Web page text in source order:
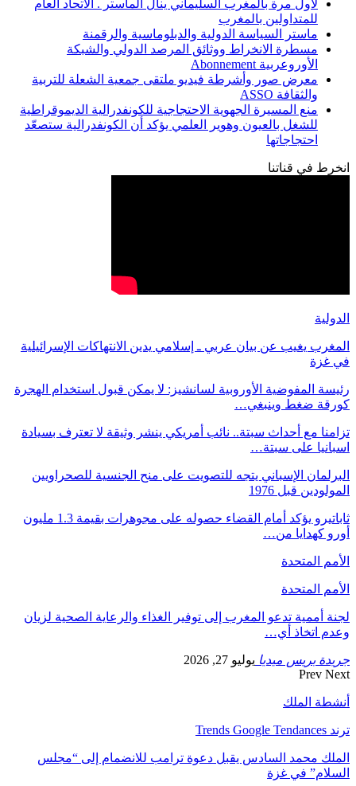
لأول مرة بالمغرب السليماني ينال الماستر . الاتحاد العام
للمتداولين بالمغرب
ماستر السياسة الدولية والدبلوماسية والرقمنة
مسطرة الانخراط ووثائق المرصد الدولي والشبكة
الأوروعربية Abonnement
معرض صور وأشرطة فيديو ملتقى جمعية الشعلة للتربية
والثقافة ASSO
منع المسيرة الجهوية الاحتجاجية للكونفدرالية الديموقراطية
للشغل بالعيون وهوير العلمي يؤكد أن الكونفدرالية ستصعّد
احتجاجاتها
انخرط في قناتنا
الدولية
المغرب يغيب عن بيان عربي ـ إسلامي يدين الانتهاكات الإسرائيلية
في غزة
رئيسة المفوضية الأوروبية لسانشيز: لا يمكن قبول استخدام الهجرة
كورقة ضغط وينبغي…
تزامنا مع أحداث سبتة.. نائب أمريكي ينشر وثيقة لا تعترف بسيادة
اسبانيا على سبتة…
البرلمان الإسباني يتجه للتصويت على منح الجنسية للصحراويين
المولودين قبل 1976
ثاباتيرو يؤكد أمام القضاء حصوله على مجوهرات بقيمة 1.3 مليون
أورو كهدايا من…
الأمم المتحدة
الأمم المتحدة
لجنة أممية تدعو المغرب إلى توفير الغذاء والرعاية الصحية لزيان
وعدم اتخاذ أي…
جريدة بريس ميديا يوليو 27, 2026
Prev Next
أنشطة الملك
ترند Trends Google Tendances
الملك محمد السادس يقبل دعوة ترامب للانضمام إلى “مجلس
السلام” في غزة